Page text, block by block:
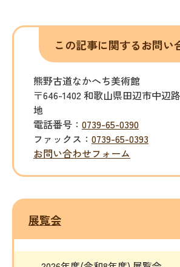
この記事に関するお問い
熊野古道なかへち美術館
〒646-1402 和歌山県田辺市中辺
地
電話番号： 0739-65-0390
ファックス： 0739-65-0393
お問い合わせフォーム
展覧会